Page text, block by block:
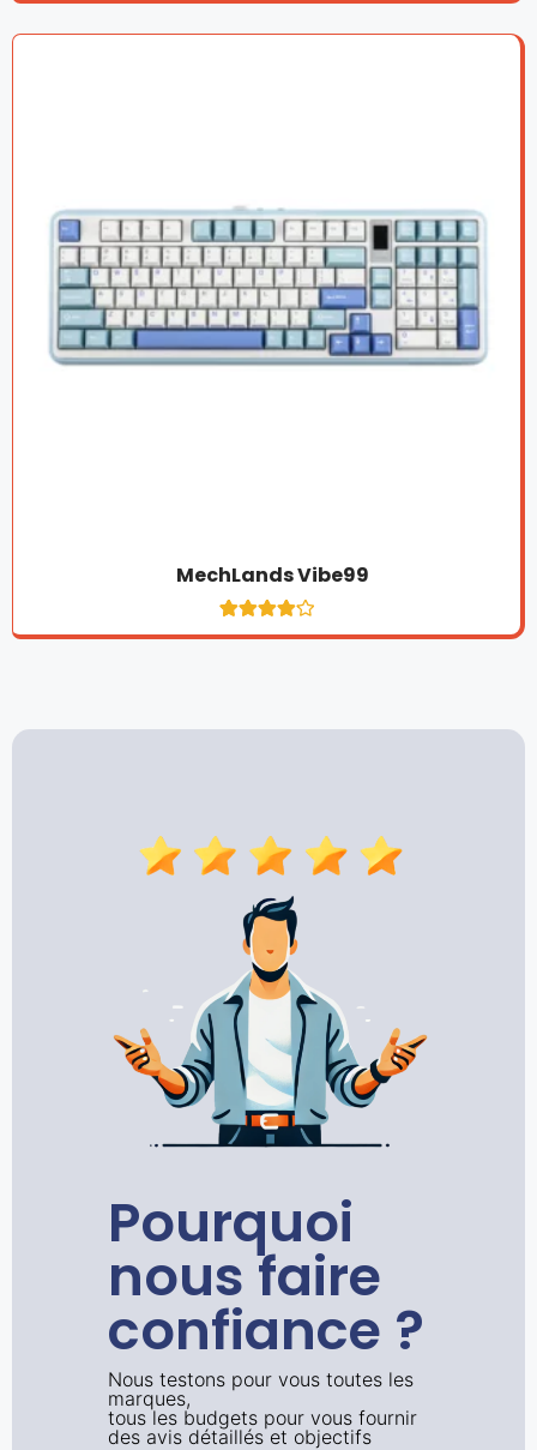
sur 5
MechLands Vibe99
Noté
1
client
Pourquoi
nous faire
confiance ?
Nous testons pour vous toutes les
marques,
tous les budgets pour vous fournir
des avis détaillés et objectifs